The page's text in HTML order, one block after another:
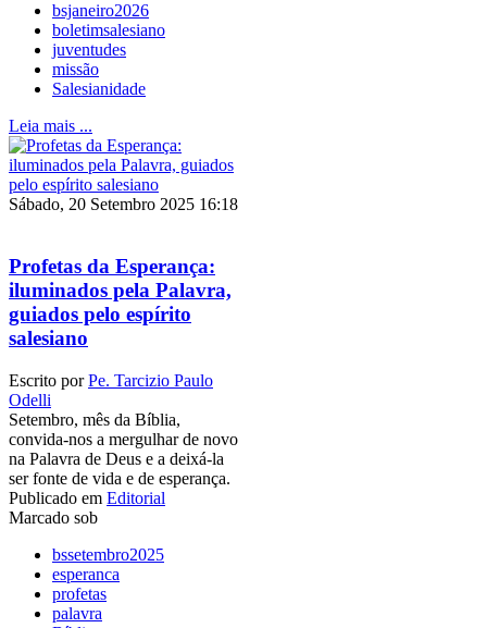
bsjaneiro2026
boletimsalesiano
juventudes
missão
Salesianidade
Leia mais ...
Sábado, 20 Setembro 2025 16:18
Profetas da Esperança:
iluminados pela Palavra,
guiados pelo espírito
salesiano
Escrito porPe. Tarcizio Paulo
Odelli
Setembro, mês da Bíblia,
convida-nos a mergulhar de novo
na Palavra de Deus e a deixá-la
ser fonte de vida e de esperança.
Publicado em Editorial
Marcado sob
bssetembro2025
esperanca
profetas
palavra